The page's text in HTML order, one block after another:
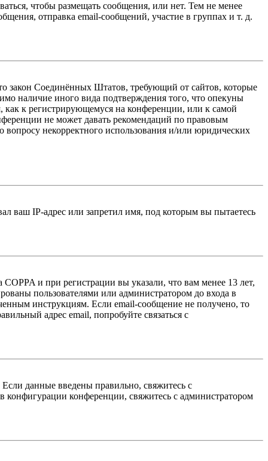
чтобы размещать сообщения, или нет. Тем не менее
отправка email-сообщений, участие в группах и т. д.
закон Соединённых Штатов, требующий от сайтов, которые
наличие иного вида подтверждения того, что опекуны
к регистрирующемуся на конференции, или к самой
не может давать рекомендаций по правовым
некорректного использования и/или юридических
ваш IP-адрес или запретил имя, под которым вы пытаетесь
и при регистрации вы указали, что вам менее 13 лет,
пользователями или администратором до входа в
инструкциям. Если email-сообщение не получено, то
адрес email, попробуйте связаться с
данные введены правильно, свяжитесь с
конференции, свяжитесь с администратором